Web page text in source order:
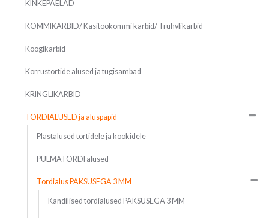
KINKEPAELAD
KOMMIKARBID/ Käsitöökommi karbid/ Trühvlikarbid
Koogikarbid
Korrustortide alused ja tugisambad
KRINGLIKARBID
TORDIALUSED ja aluspapid
Plastalused tortidele ja kookidele
PULMATORDI alused
Tordialus PAKSUSEGA 3 MM
Kandilised tordialused PAKSUSEGA 3 MM